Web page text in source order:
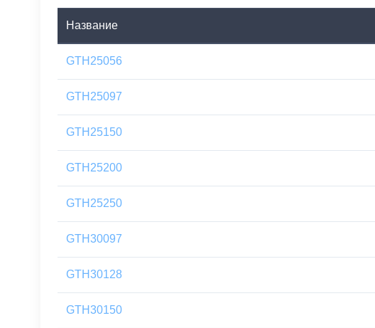
Название
GTH25056
GTH25097
GTH25150
GTH25200
GTH25250
GTH30097
GTH30128
GTH30150